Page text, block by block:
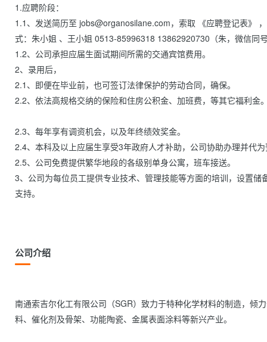
1.应聘阶段：
1.1、发送简历至 jobs@organosilane.com，索取 《应聘登记表》
式：朱小姐 、王小姐 0513-85996318 13862920730（朱，微信同
1.2、公司承担应届生面试期间所需的交通宾馆费用。
2、录用后，
2.1、即便在毕业前，也可签订法律保护的劳动合同，确保。
2.2、依法高规格交纳的保险和住房公积金、加班费，等其它福利金
2.3、每年享有调资机会，以及年终绩效奖金。
2.4、本科及以上应届生享受3年政府人才补助，公司协助办理并代
2.5、公司免费提供繁华地段的各级别单身公寓，班车接送。
3、公司为每位员工提供专业技术、管理技能等方面的培训，设置
支持。
公司介绍
南通索吉尔化工有限公司（SGR）致力于特种化学材料的制造，倾
料、催化剂及骨架、功能陶瓷、金属表面涂料等新兴产业。